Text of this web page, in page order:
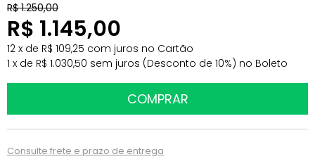
R$ 1.250,00
R$ 1.145,00
12 x de R$ 109,25 com juros no Cartão
1 x de R$ 1.030,50 sem juros (Desconto de 10%) no Boleto
Consulte frete e prazo de entrega